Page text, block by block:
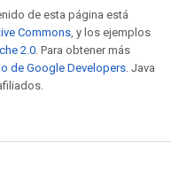
de esta página está
Commons, y los ejemplos
2.0. Para obtener más
de Google Developers. Java